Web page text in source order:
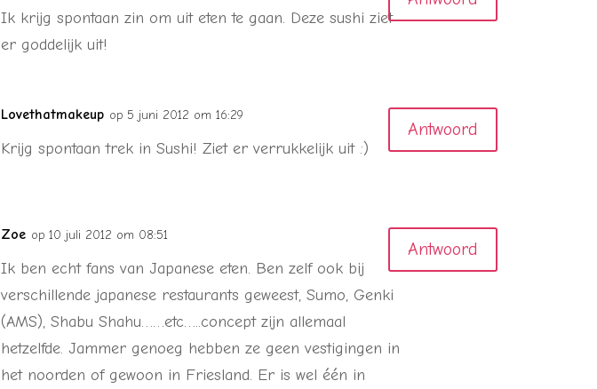
Ik krijg spontaan zin om uit eten te gaan. Deze sushi ziet
er goddelijk uit!
Lovethatmakeup op 5 juni 2012 om 16:29
Krijg spontaan trek in Sushi! Ziet er verrukkelijk uit :)
Antwoord
Zoe op 10 juli 2012 om 08:51
Ik ben echt fans van Japanese eten. Ben zelf ook bij
verschillende japanese restaurants geweest, Sumo, Genki
(AMS), Shabu Shahu……etc…..concept zijn allemaal
hetzelfde. Jammer genoeg hebben ze geen vestigingen in
het noorden of gewoon in Friesland. Er is wel één in
Antwoord